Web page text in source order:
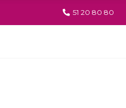
51 20 80 80